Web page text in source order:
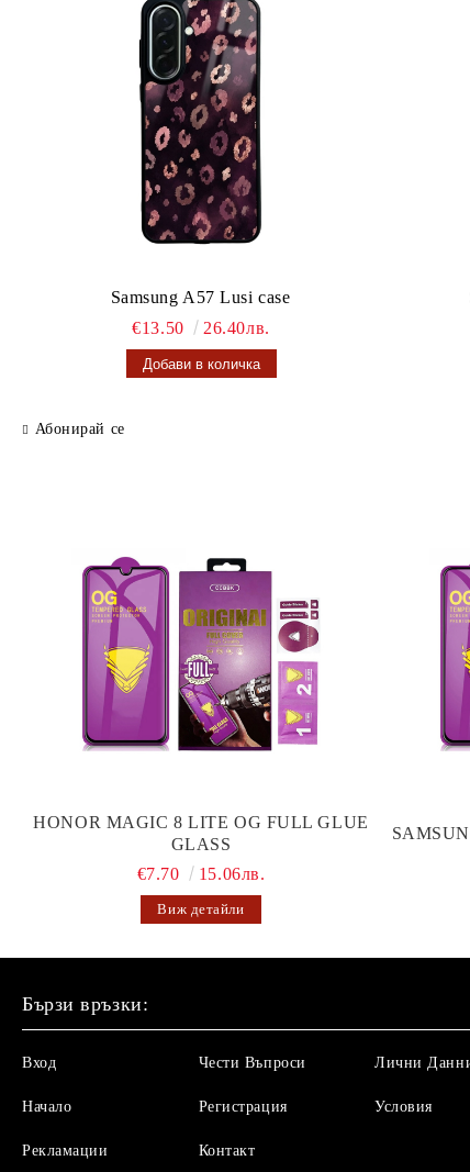
Samsung A57 Lusi case
€13.50
26.40лв.
Абонирай се
HONOR MAGIC 8 LITE OG FULL GLUE
GLASS
€7.70
15.06лв.
Виж детайли
Бързи връзки:
Вход
Начало
Рекламации
Чести Въпроси
Регистрация
Контакт
Лични
Условия